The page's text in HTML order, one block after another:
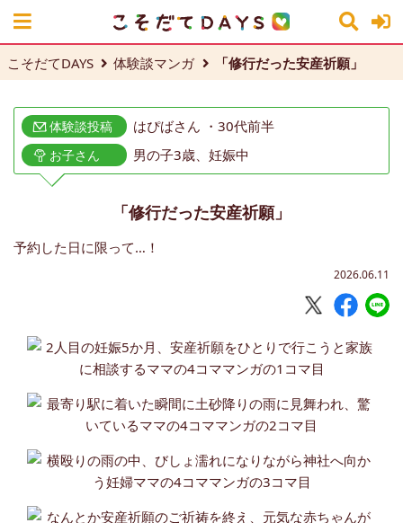
こそだてDAYS 体験談マンガ 「修行だった安産祈願」
体験談投稿 はぴばさん ・30代前半
お子さん 男の子3歳、妊娠中
「修行だった安産祈願」
予約した日に限って…！
2026.06.11